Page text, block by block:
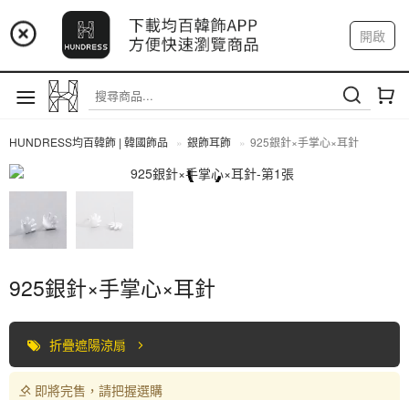
📢 市集預告：9/4-9/6 淡水捷運站
📢 市集預告：9/12-9/13 八里海巡基地
📢 市集預告：8/22-8/23 桃園青埔置地廣場
開啟
註冊 我的帳戶
HUNDRESS均百韓飾 | 韓國飾品 銀飾耳飾 925銀針×手掌心×耳針
全部商品
925銀針×手掌心×耳針
折疊遮陽涼扇
即將完售，請把握選購